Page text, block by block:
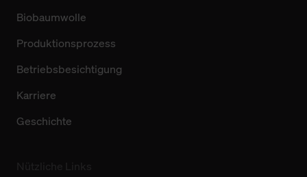
Biobaumwolle
Produktionsprozess
Betriebsbesichtigung
Karriere
Geschichte